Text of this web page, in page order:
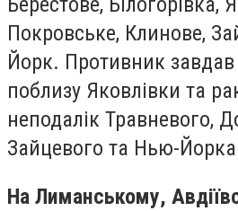
Покровське, Клинове,
Йорк. Противник завдав
поблизу Яковлівки та
неподалік Травневого,
Зайцевого та Нью-
На Лиманському,